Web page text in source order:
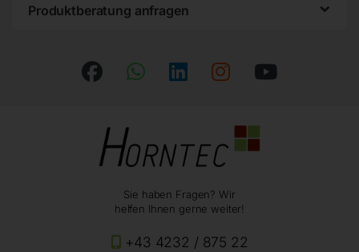
Produktberatung anfragen
Sie haben Fragen? Wir
helfen Ihnen gerne weiter!
+43 4232 / 875 22